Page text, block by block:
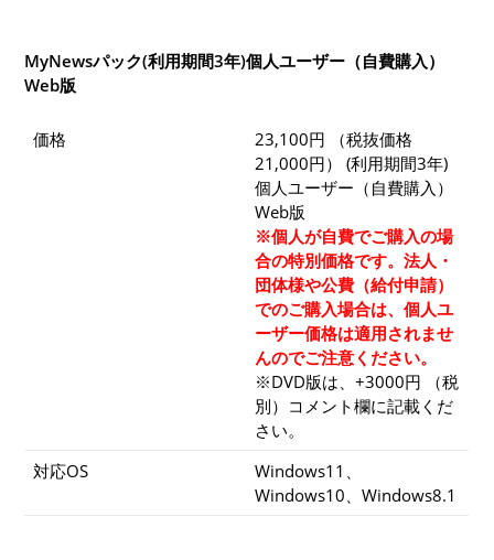
MyNewsパック(利用期間3年)個人ユーザー（自費購入）
Web版
価格
23,100円 （税抜価格
21,000円） (利用期間3年)
個人ユーザー（自費購入）
Web版
※個人が自費でご購入の場
合の特別価格です。法人・
団体様や公費（給付申請）
でのご購入場合は、個人ユ
ーザー価格は適用されませ
んのでご注意ください。
※DVD版は、+3000円 （税
別）コメント欄に記載くだ
さい。
対応OS
Windows11、
Windows10、Windows8.1